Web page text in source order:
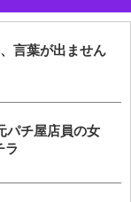
言葉が出ません
パチ屋店員の女
ラ